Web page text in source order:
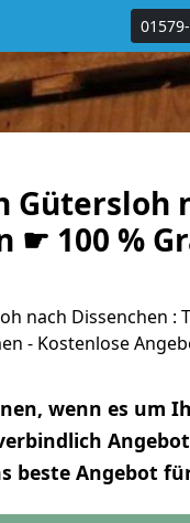
Gütersloh
☛ 100 %
nach Dissenchen :
- Kostenlose
wenn es um
beste Angebot